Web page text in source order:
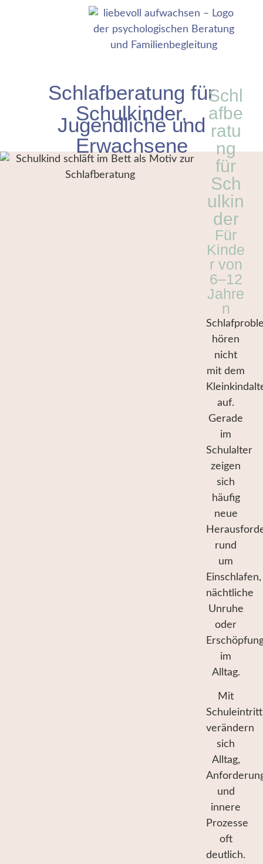
Schlafberatung für
Schulkinder,
Jugendliche und
Erwachsene
Schl
afbe
ratu
ng
für
Sch
ulkin
der
Für
Kinde
r von
6–12
Jahre
n
hören
nicht
mit dem
auf.
Gerade
im
Schulalter
zeigen
sich
häufig
neue
rund
um
Einschlafen,
nächtliche
Unruhe
oder
im
Alltag.
Mit
Schuleintritt
verändern
sich
Alltag,
und
innere
Prozesse
oft
deutlich.